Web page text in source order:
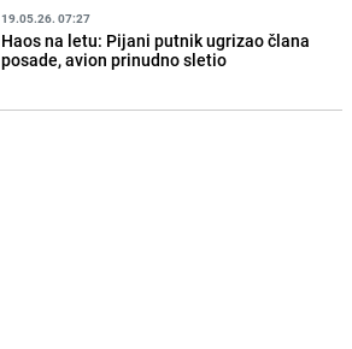
19.05.26. 07:27
Haos na letu: Pijani putnik ugrizao člana
posade, avion prinudno sletio